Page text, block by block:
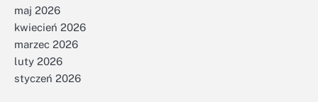
maj 2026
kwiecień 2026
marzec 2026
luty 2026
styczeń 2026